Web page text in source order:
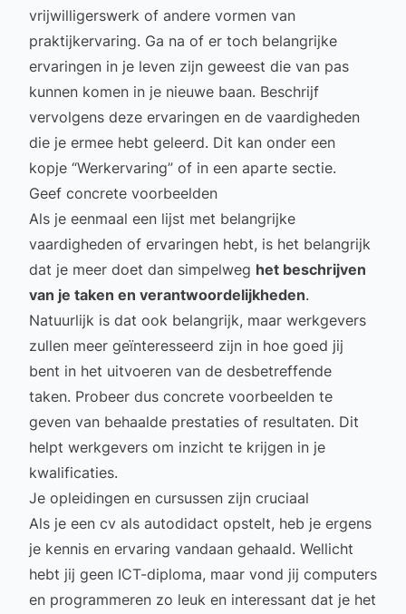
vrijwilligerswerk of andere vormen van
praktijkervaring. Ga na of er toch belangrijke
ervaringen in je leven zijn geweest die van pas
kunnen komen in je nieuwe baan. Beschrijf
vervolgens deze ervaringen en de vaardigheden
die je ermee hebt geleerd. Dit kan onder een
kopje “Werkervaring” of in een aparte sectie.
Geef concrete voorbeelden
Als je eenmaal een lijst met belangrijke
vaardigheden of ervaringen hebt, is het belangrijk
dat je meer doet dan simpelweg het beschrijven
van je taken en verantwoordelijkheden.
Natuurlijk is dat ook belangrijk, maar werkgevers
zullen meer geïnteresseerd zijn in hoe goed jij
bent in het uitvoeren van de desbetreffende
taken. Probeer dus concrete voorbeelden te
geven van behaalde prestaties of resultaten. Dit
helpt werkgevers om inzicht te krijgen in je
kwalificaties.
Je opleidingen en cursussen zijn cruciaal
Als je een cv als autodidact opstelt, heb je ergens
je kennis en ervaring vandaan gehaald. Wellicht
hebt jij geen ICT-diploma, maar vond jij computers
en programmeren zo leuk en interessant dat je het